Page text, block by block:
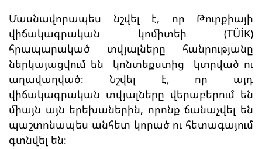
Մասնավորապես նշվել է, որ Թուրքիայի
վիճակագրական կոմիտեի (TÜİK)
հրապարակած տվյալները հանրությանը
ներկայացվում են կոնտեքստից կտրված ու
աղավաղված։ Նշվել է, որ այդ
վիճակագրական տվյալները վերաբերում են
միայն այն երեխաներին, որոնք ճանաչվել են
պաշտոնապես անհետ կորած ու հետագայում
գտնվել են։